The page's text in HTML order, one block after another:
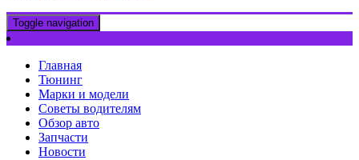
Toggle navigation
Главная
Тюнинг
Марки и модели
Советы водителям
Обзор авто
Запчасти
Новости